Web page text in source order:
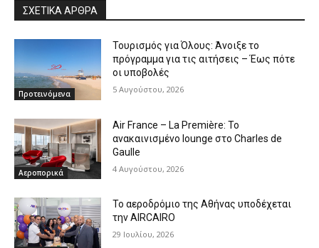
ΣΧΕΤΙΚΑ ΑΡΘΡΑ
Προτεινόμενα
Τουρισμός για Όλους: Άνοιξε το
πρόγραμμα για τις αιτήσεις – Έως πότε
οι υποβολές
5 Αυγούστου, 2026
Αεροπορικά
Air France – La Première: Το
ανακαινισμένο lounge στο Charles de
Gaulle
4 Αυγούστου, 2026
Το αεροδρόμιο της Αθήνας υποδέχεται
την AIRCAIRO
29 Ιουλίου, 2026